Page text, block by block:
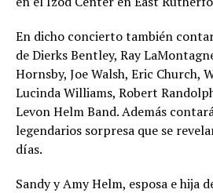
En dicho concierto también
de Dierks Bentley, Ray
Hornsby, Joe Walsh, Eric Church,
Lucinda Williams, Robert
Levon Helm Band. Además
legendarios sorpresa que se
días.
Sandy y Amy Helm, esposa e hija